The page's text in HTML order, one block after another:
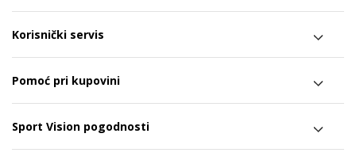
Korisnički servis
Pomoć pri kupovini
Sport Vision pogodnosti